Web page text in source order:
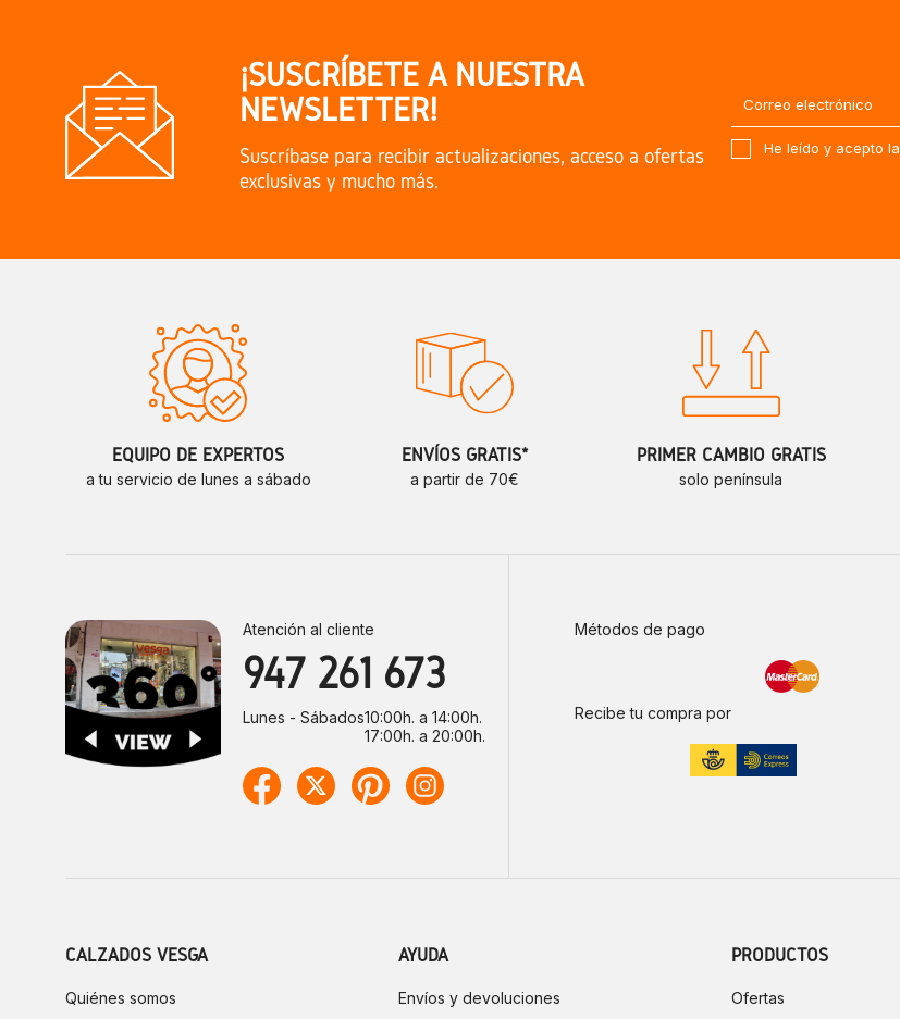
¡SUSCRÍBETE A NUESTRA
NEWSLETTER!
Suscríbase para recibir actualizaciones, acceso a ofertas
exclusivas y mucho más.
He leído y acepto la
EQUIPO DE EXPERTOS
a tu servicio de lunes a sábado
ENVÍOS GRATIS*
a partir de 70€
PRIMER CAMBIO GRATIS
solo península
Atención al cliente
947 261 673
Lunes - Sábados10:00h. a 14:00h.
17:00h. a 20:00h.
Métodos de pago
Recibe tu compra por
CALZADOS VESGA
Quiénes somos
AYUDA
Envíos y devoluciones
PRODUCTOS
Ofertas